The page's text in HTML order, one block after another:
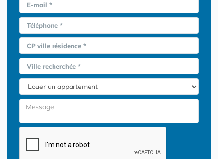
E-mail *
Téléphone *
CP ville résidence *
Ville recherchée *